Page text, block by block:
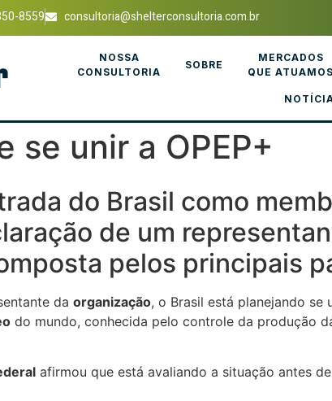
8559 consultoria@shelterconsultoria.com.br
NOSSA
CONSULTORIA
SOBRE
MERCADOS
QUE ATUAMOS
se unir a OPEP+
do Brasil como
de um
pelos principais
da organização, o Brasil está planejando se
do mundo, conhecida pelo controle da produção
afirmou que está avaliando a situação antes